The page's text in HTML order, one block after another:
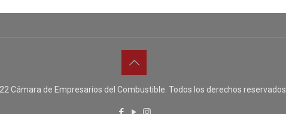
Cámara de Empresarios del Combustible. Todos los derechos reservados.